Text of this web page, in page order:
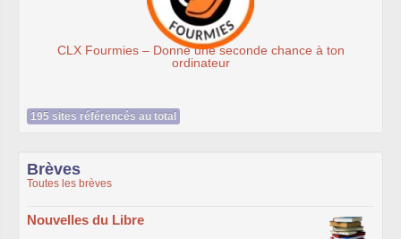
CLX Fourmies – Donne une seconde chance à ton
ordinateur
195 sites référencés au total
Brèves
Toutes les brèves
Nouvelles du Libre